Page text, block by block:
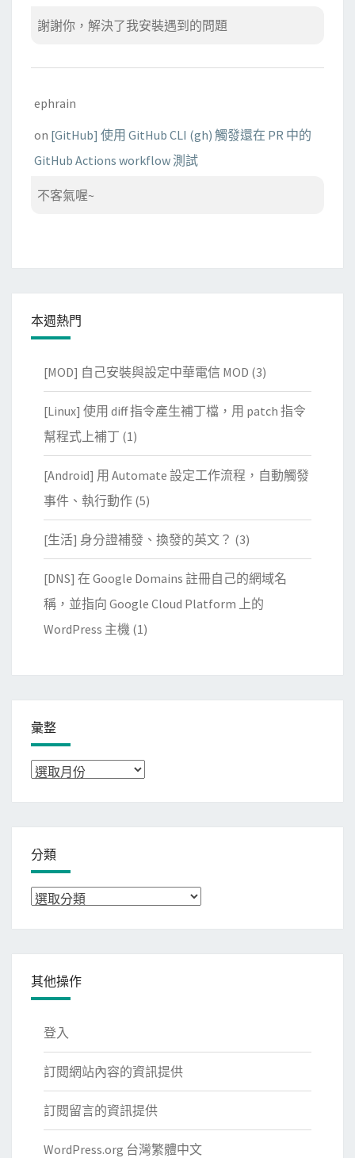
謝謝你，解決了我安裝遇到的問題
ephrain
on [GitHub] 使用 GitHub CLI (gh) 觸發還在 PR 中的
GitHub Actions workflow 測試
不客氣喔~
本週熱門
[MOD] 自己安裝與設定中華電信 MOD (3)
[Linux] 使用 diff 指令產生補丁檔，用 patch 指令
幫程式上補丁 (1)
[Android] 用 Automate 設定工作流程，自動觸發
事件、執行動作 (5)
[生活] 身分證補發、換發的英文？ (3)
[DNS] 在 Google Domains 註冊自己的網域名
稱，並指向 Google Cloud Platform 上的
WordPress 主機 (1)
彙整
彙
分類
分
其他操作
登入
訂閱網站內容的資訊提供
訂閱留言的資訊提供
WordPress.org 台灣繁體中文